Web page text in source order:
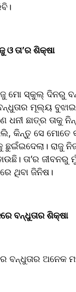
ଓ ତା’ର ଶିକ୍ଷା
ମୋ ସ୍କୁଲ୍ ଦିନରୁ
ମୂଲ୍ୟ
ଧନୀ ଛାତ୍ର ତାକୁ
କିନ୍ତୁ ସେ ମୋତେ
ଛୁଇଁଇଦେଲା।
ତା’ର
ଥିବା ଜିନିଷ।
ବନ୍ଧୁତାର ଶିକ୍ଷା
ବନ୍ଧୁତାର ଅନେକ